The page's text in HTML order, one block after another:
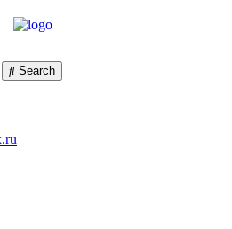
Search